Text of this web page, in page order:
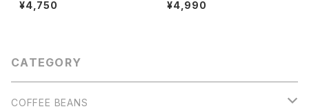
チェリー ／ ダークロース
¥4,750 ¥4,990
CATEGORY
COFFEE BEANS